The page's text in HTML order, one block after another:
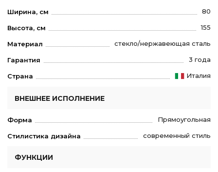
Ширина, см 80
Высота, см 155
Материал стекло/нержавеющая сталь
Гарантия 3 года
Страна Италия
ВНЕШНЕЕ ИСПОЛНЕНИЕ
Форма Прямоугольная
Стилистика дизайна современный стиль
ФУНКЦИИ